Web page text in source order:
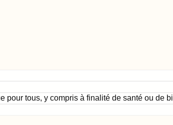
pour tous, y compris à finalité de santé ou de